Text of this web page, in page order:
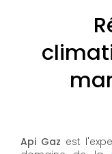
Api Gaz est